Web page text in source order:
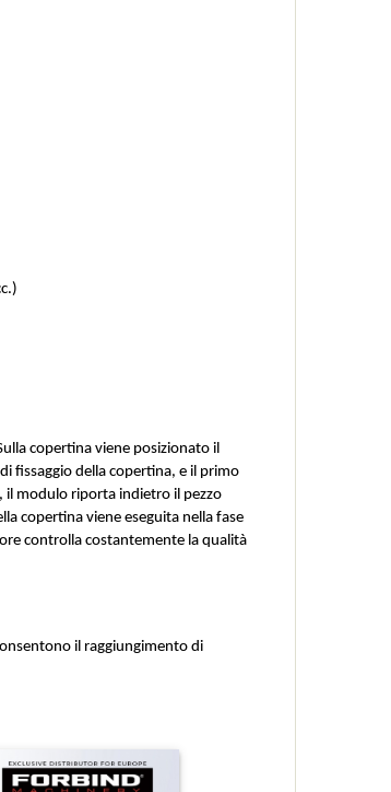
copertina viene posizionato il
fissaggio della copertina, e il primo
il modulo riporta indietro il pezzo
copertina viene eseguita nella fase
controlla costantemente la qualità
il raggiungimento di